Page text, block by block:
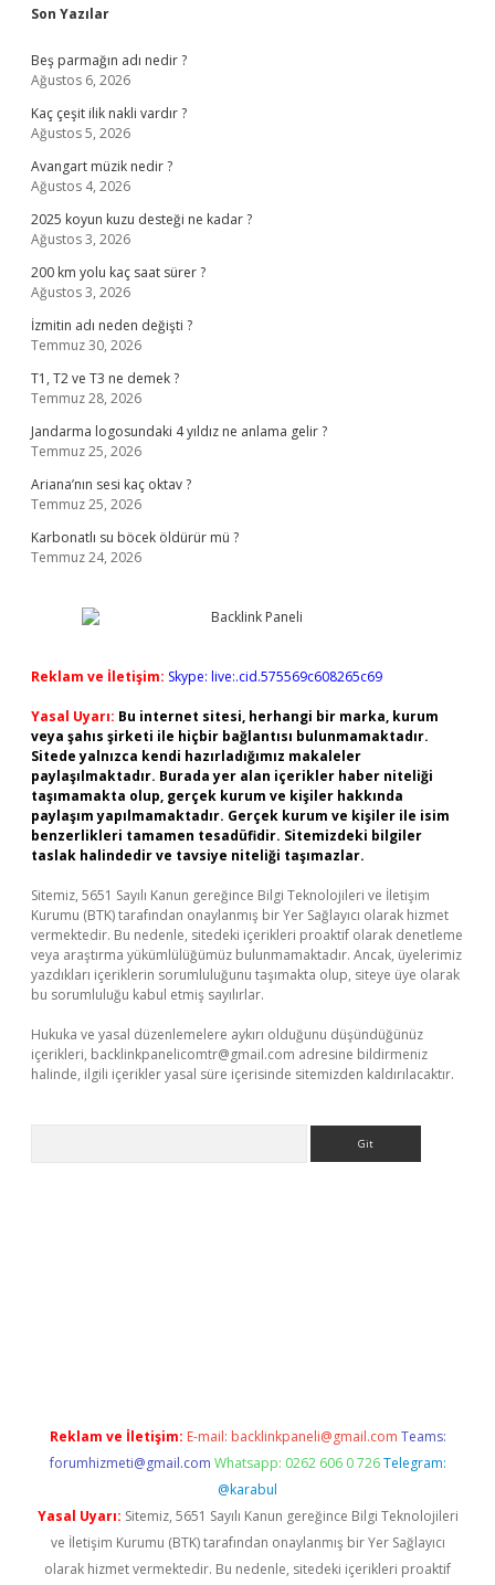
Sidebar
Son Yazılar
Beş parmağın adı nedir ?
Ağustos 6, 2026
Kaç çeşit ilik nakli vardır ?
Ağustos 5, 2026
Avangart müzik nedir ?
Ağustos 4, 2026
2025 koyun kuzu desteği ne kadar ?
Ağustos 3, 2026
200 km yolu kaç saat sürer ?
Ağustos 3, 2026
İzmitin adı neden değişti ?
Temmuz 30, 2026
T1, T2 ve T3 ne demek ?
Temmuz 28, 2026
Jandarma logosundaki 4 yıldız ne anlama gelir ?
Temmuz 25, 2026
Ariana’nın sesi kaç oktav ?
Temmuz 25, 2026
Karbonatlı su böcek öldürür mü ?
Temmuz 24, 2026
Reklam ve İletişim: Skype: live:.cid.575569c608265c69
Yasal Uyarı: Bu internet sitesi, herhangi bir marka, kurum
veya şahıs şirketi ile hiçbir bağlantısı bulunmamaktadır.
Sitede yalnızca kendi hazırladığımız makaleler
paylaşılmaktadır. Burada yer alan içerikler haber niteliği
taşımamakta olup, gerçek kurum ve kişiler hakkında
paylaşım yapılmamaktadır. Gerçek kurum ve kişiler ile isim
benzerlikleri tamamen tesadüfidir. Sitemizdeki bilgiler
taslak halindedir ve tavsiye niteliği taşımazlar.
Sitemiz, 5651 Sayılı Kanun gereğince Bilgi Teknolojileri ve İletişim
Kurumu (BTK) tarafından onaylanmış bir Yer Sağlayıcı olarak hizmet
vermektedir. Bu nedenle, sitedeki içerikleri proaktif olarak denetleme
veya araştırma yükümlülüğümüz bulunmamaktadır. Ancak, üyelerimiz
yazdıkları içeriklerin sorumluluğunu taşımakta olup, siteye üye olarak
bu sorumluluğu kabul etmiş sayılırlar.
Hukuka ve yasal düzenlemelere aykırı olduğunu düşündüğünüz
içerikleri, backlinkpanelicomtr@gmail.com adresine bildirmeniz
halinde, ilgili içerikler yasal süre içerisinde sitemizden kaldırılacaktır.
Reklam ve İletişim: E-mail: backlinkpaneli@gmail.com Teams:
forumhizmeti@gmail.com Whatsapp: 0262 606 0 726 Telegram:
@karabul
Yasal Uyarı: Sitemiz, 5651 Sayılı Kanun gereğince Bilgi Teknolojileri
ve İletişim Kurumu (BTK) tarafından onaylanmış bir Yer Sağlayıcı
olarak hizmet vermektedir. Bu nedenle, sitedeki içerikleri proaktif